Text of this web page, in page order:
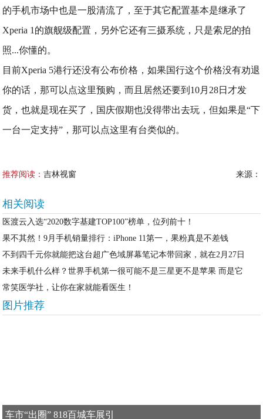
的手机市场中也是一股清流了，至于其它配置基本是继承了
Xperia 1的旗舰级配置，另外它还有三摄系统，只是索尼的拍
照...你懂的。
目前Xperia 5港行还没有公布价格，如果国行这个价格没有劝退
你的话，那可以点这里预购，而且居然还要到10月28日才发
货，也就是现在买了，国庆假期也没得带出去玩，但如果是“下
一台一定支持”，那可以点这里有台类似的。
推荐阅读：吉林视窗 来源：
相关阅读
医渡云入选“2020数字基建TOP100”榜单，位列前十！
果不其然！9月手机销量排行：iPhone 11第一，果粉真是不差钱
不到四千元你就能把这台超广色域屏幕笔记本带回家，就在2月27日
未来手机什么样？世界手机第一很可能不是三星更不是苹果 而是它
常笑医学社，让你在家就能看医生！
图片推荐
车市“出圈” 818百城车展引